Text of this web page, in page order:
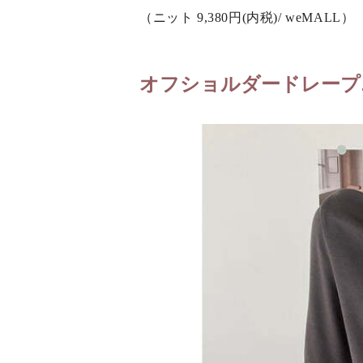
（ニット 9,380円(内税)/ weMALL）
オフショルダードレー